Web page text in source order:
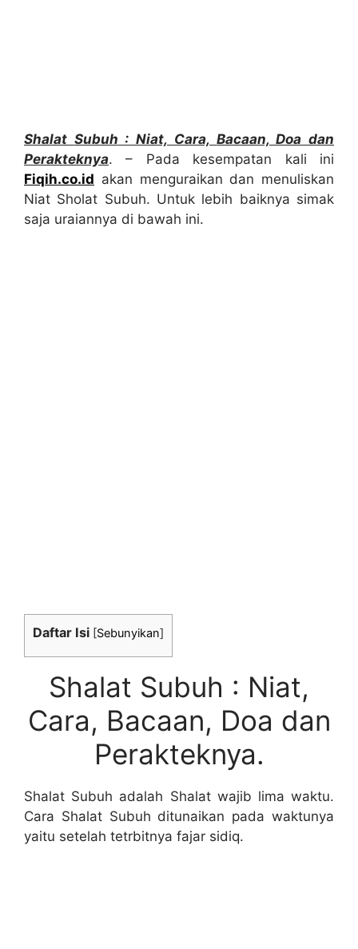
Shalat Subuh : Niat, Cara, Bacaan, Doa dan
Perakteknya. – Pada kesempatan kali ini
Fiqih.co.id akan menguraikan dan menuliskan
Niat Sholat Subuh. Untuk lebih baiknya simak
saja uraiannya di bawah ini.
Daftar Isi [Sebunyikan]
Shalat Subuh : Niat,
Cara, Bacaan, Doa dan
Perakteknya.
Shalat Subuh adalah Shalat wajib lima waktu.
Cara Shalat Subuh ditunaikan pada waktunya
yaitu setelah tetrbitnya fajar sidiq.